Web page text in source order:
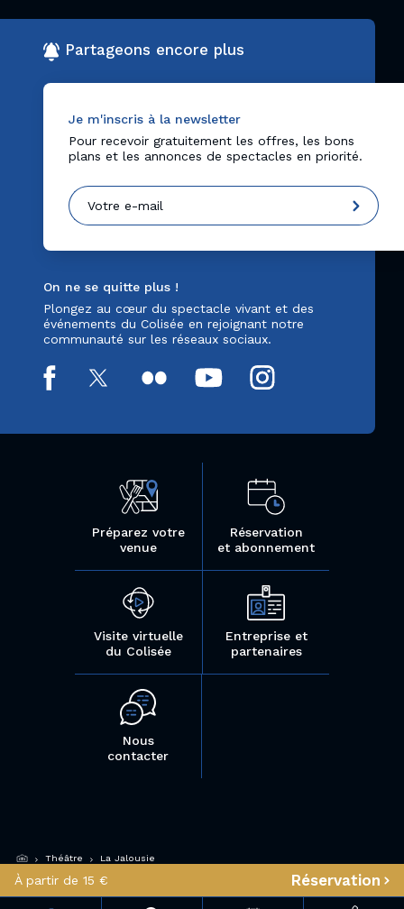
À partir de 15 € Réservation
Partageons encore plus
Je m'inscris à la newsletter
Pour recevoir gratuitement les offres, les bons
plans et les annonces de spectacles en priorité.
On ne se quitte plus !
Plongez au cœur du spectacle vivant et des
événements du Colisée en rejoignant notre
communauté sur les réseaux sociaux.
Préparez votre
venue
Réservation
et abonnement
Visite virtuelle
du Colisée
Entreprise et
partenaires
Nous
contacter
Théâtre La Jalousie